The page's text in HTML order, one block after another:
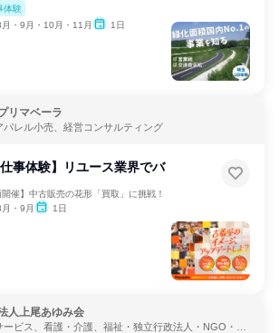
体験
・9月・10月・11月 1日
リマベーラ
パレル小売、経営コンサルティング
事体験】リユース業界でバ
開催】中古販売の花形「買取」に挑戦！
・9月 1日
人上尾あゆみ会
ービス、看護・介護、福祉・独立行政法人・NGO・N